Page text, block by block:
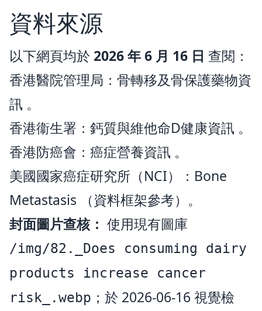
資料來源
以下網頁均於 2026 年 6 月 16 日 查閱：
香港醫院管理局： 骨轉移及骨保護藥物資
訊 。
香港衞生署： 鈣質與維他命D健康資訊 。
香港防癌會： 癌症營養資訊 。
美國國家癌症研究所（NCI）： Bone
Metastasis （資料框架參考）。
封面圖片查核： 使用現有圖庫
/img/82._Does consuming dairy
products increase cancer
risk_.webp ；於 2026-06-16 視覺檢